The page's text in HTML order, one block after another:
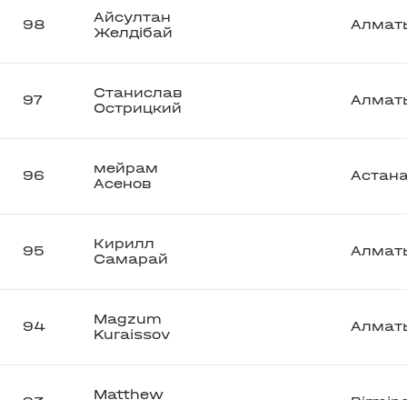
98
Айсултан
Желдібай
97
Станислав
Острицкий
96
мейрам
Асенов
95
Кирилл
Самарай
94
Magzum
Kuraissov
Matthew